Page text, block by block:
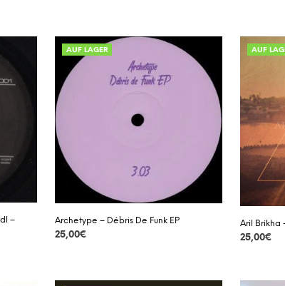
–
AUF LAGER
Archetype – Débris De Funk EP
25,00€
AUF
Aril Brikha
25,00€